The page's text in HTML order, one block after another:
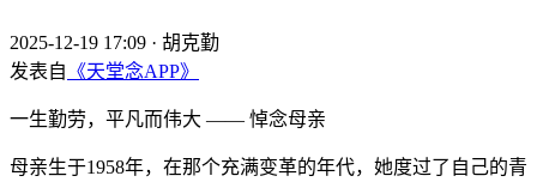
2025-12-19 17:09 · 胡克勤
发表自 《天堂念APP》
一生勤劳，平凡而伟大 —— 悼念母亲
母亲生于1958年，在那个充满变革的年代，她度过了自己的青